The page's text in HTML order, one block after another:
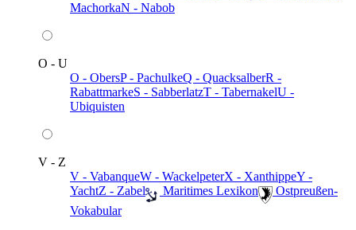
MachorkaN - Nabob
O - U
O - ObersP - PachulkeQ - QuacksalberR -
RabattmarkeS - SabberlatzT - TabernakelU -
Ubiquisten
V - Z
V - VabanqueW - WackelpeterX - XanthippeY -
YachtZ - Zabel ️ Maritimes Lexikon
️ Ostpreußen-
Vokabular